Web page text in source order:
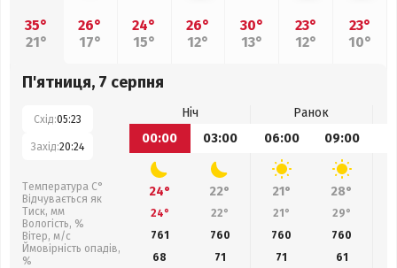
35°
21°
26°
17°
24°
15°
26°
12°
30°
13°
23°
12°
23°
10°
П'ятниця, 7 серпня
Схід:05:23
Захід:20:24
Температура С°
Відчувається як
Тиск, мм
Вологість, %
Вітер, м/с
Ймовірність опадів,
%
Ніч
Ранок
00:00
03:00 06:00 09:00
24° 22° 21° 28°
24° 22° 21° 29°
761
760 760 760
68
71 71 61